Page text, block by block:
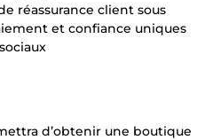
réassurance client sous
et confiance uniques
d’obtenir une boutique